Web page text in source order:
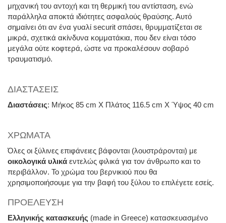
μηχανική του αντοχή και τη θερμική του αντίσταση, ενώ
παράλληλα αποκτά ιδιότητες ασφαλούς θραύσης. Αυτό
σημαίνει ότι αν ένα γυαλί securit σπάσει, θρυμματίζεται σε
μικρά, σχετικά ακίνδυνα κομματάκια, που δεν είναι τόσο
μεγάλα ούτε κοφτερά, ώστε να προκαλέσουν σοβαρό
τραυματισμό.
ΔΙΑΣΤΑΣΕΙΣ
Διαστάσεις: Μήκος 85 cm Χ Πλάτος 116.5 cm X Ύψος 40 cm
ΧΡΩΜΑΤΑ
Όλες οι ξύλινες επιφάνειες βάφονται (λουστράρονται) με
οικολογικά υλικά εντελώς φιλικά για τον άνθρωπο και το
περιβάλλον. Το χρώμα του βερνικιού που θα
χρησιμοποιήσουμε για την βαφή του ξύλου το επιλέγετε εσείς.
ΠΡΟΕΛΕΥΣΗ
Ελληνικής κατασκευής (made in Greece) κατασκευασμένο